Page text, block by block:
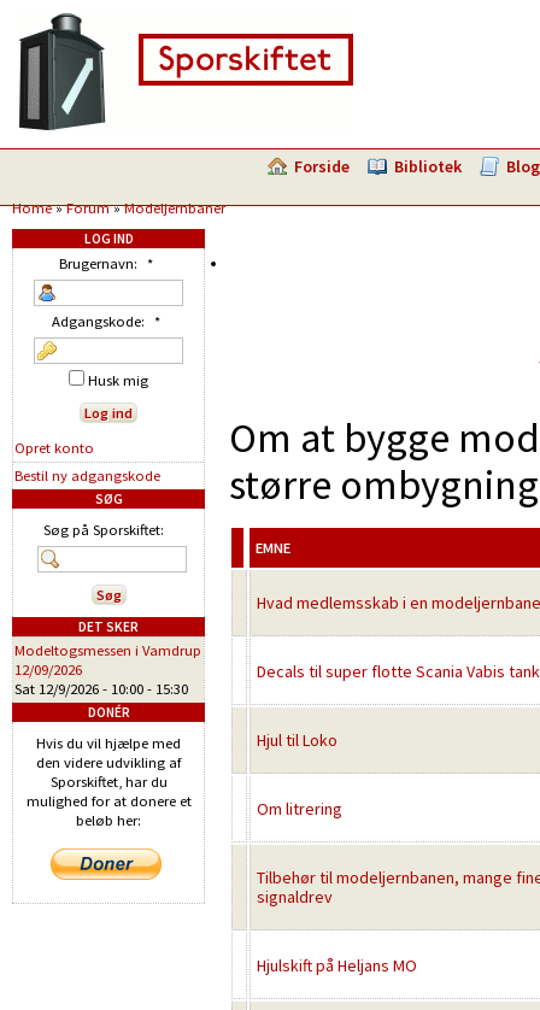
Forside Bibliotek Blog
Home»Forum»Modeljernbaner
Om at bygge
større
EMNE
Hvad medlemsskab i en
Decals til super flotte Scania Vabis
Hjul til Loko
Om litrering
Tilbehør til modeljernbanen, mange
signaldrev
Hjulskift på Heljans MO
LOG IND
Brugernavn: *
Adgangskode: *
Husk mig
Opret konto
Bestil ny adgangskode
SØG
Søg på Sporskiftet:
DET SKER
Modeltogsmessen i Vamdrup
12/09/2026
Sat 12/9/2026 - 10:00 - 15:30
DONÉR
Hvis du vil hjælpe med
den videre udvikling af
Sporskiftet, har du
mulighed for at donere et
beløb her: